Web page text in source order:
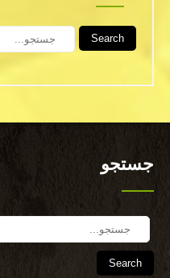
Search
جستجو